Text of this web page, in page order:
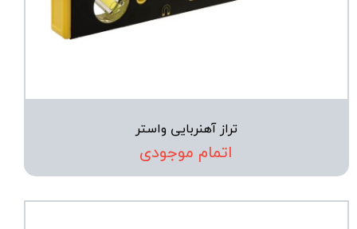
تراز آهنربایی واستر
اتمام موجودی